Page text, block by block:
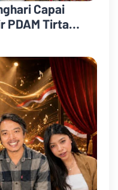
Capai
PDAM Tirta
Terganggu